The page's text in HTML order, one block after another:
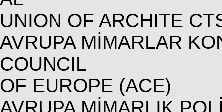
UNION OF ARCHITE
AVRUPA MİMARLAR
COUNCIL
OF EUROPE (ACE)
AVRUPA MİMARLIK